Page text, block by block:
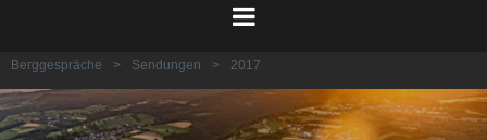
Berggespräche > Sendungen > 2017